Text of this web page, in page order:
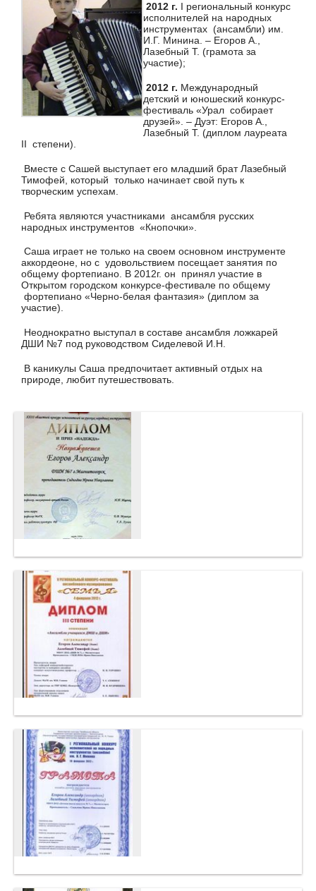
2012 г. I региональный конкурс
исполнителей на народных
инструментах (ансамбли) им.
И.Г. Минина. – Егоров А.,
Лазебный Т. (грамота за
участие);
2012 г. Международный
детский и юношеский конкурс-
фестиваль «Урал собирает
друзей». – Дуэт: Егоров А.,
Лазебный Т. (диплом лауреата
II степени).
Вместе с Сашей выступает его младший брат Лазебный
Тимофей, который только начинает свой путь к
творческим успехам.
Ребята являются участниками ансамбля русских
народных инструментов «Кнопочки».
Саша играет не только на своем основном инструменте
аккордеоне, но с удовольствием посещает занятия по
общему фортепиано. В 2012г. он принял участие в
Открытом городском конкурсе-фестивале по общему
фортепиано «Черно-белая фантазия» (диплом за
участие).
Неоднократно выступал в составе ансамбля ложкарей
ДШИ №7 под руководством Сиделевой И.Н.
В каникулы Саша предпочитает активный отдых на
природе, любит путешествовать.